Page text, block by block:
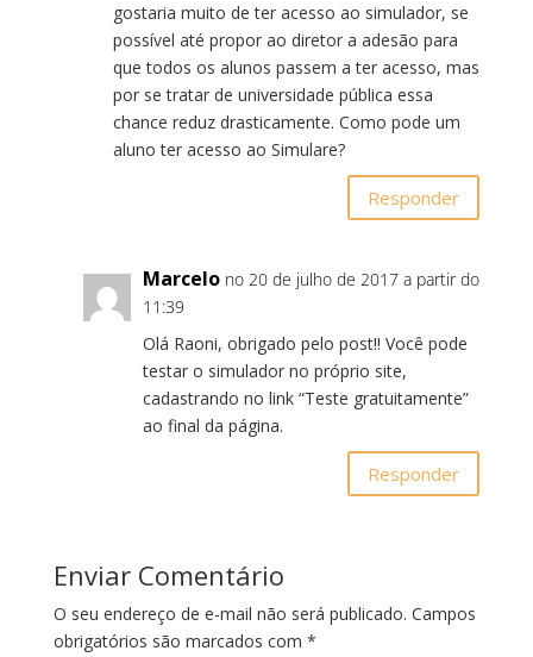
gostaria muito de ter acesso ao simulador, se
possível até propor ao diretor a adesão para
que todos os alunos passem a ter acesso, mas
por se tratar de universidade pública essa
chance reduz drasticamente. Como pode um
aluno ter acesso ao Simulare?
Responder
Marcelo no 20 de julho de 2017 a partir do
11:39
Olá Raoni, obrigado pelo post!! Você pode
testar o simulador no próprio site,
cadastrando no link “Teste gratuitamente”
ao final da página.
Responder
Enviar Comentário
O seu endereço de e-mail não será publicado. Campos
obrigatórios são marcados com *